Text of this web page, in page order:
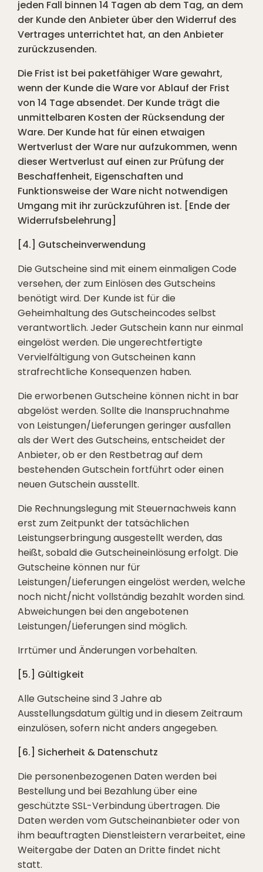
jeden Fall binnen 14 Tagen ab dem Tag, an dem
der Kunde den Anbieter über den Widerruf des
Vertrages unterrichtet hat, an den Anbieter
zurückzusenden.
Die Frist ist bei paketfähiger Ware gewahrt,
wenn der Kunde die Ware vor Ablauf der Frist
von 14 Tage absendet. Der Kunde trägt die
unmittelbaren Kosten der Rücksendung der
Ware. Der Kunde hat für einen etwaigen
Wertverlust der Ware nur aufzukommen, wenn
dieser Wertverlust auf einen zur Prüfung der
Beschaffenheit, Eigenschaften und
Funktionsweise der Ware nicht notwendigen
Umgang mit ihr zurückzuführen ist. [Ende der
Widerrufsbelehrung]
[4.] Gutscheinverwendung
Die Gutscheine sind mit einem einmaligen Code
versehen, der zum Einlösen des Gutscheins
benötigt wird. Der Kunde ist für die
Geheimhaltung des Gutscheincodes selbst
verantwortlich. Jeder Gutschein kann nur einmal
eingelöst werden. Die ungerechtfertigte
Vervielfältigung von Gutscheinen kann
strafrechtliche Konsequenzen haben.
Die erworbenen Gutscheine können nicht in bar
abgelöst werden. Sollte die Inanspruchnahme
von Leistungen/Lieferungen geringer ausfallen
als der Wert des Gutscheins, entscheidet der
Anbieter, ob er den Restbetrag auf dem
bestehenden Gutschein fortführt oder einen
neuen Gutschein ausstellt.
Die Rechnungslegung mit Steuernachweis kann
erst zum Zeitpunkt der tatsächlichen
Leistungserbringung ausgestellt werden, das
heißt, sobald die Gutscheineinlösung erfolgt. Die
Gutscheine können nur für
Leistungen/Lieferungen eingelöst werden, welche
noch nicht/nicht vollständig bezahlt worden sind.
Abweichungen bei den angebotenen
Leistungen/Lieferungen sind möglich.
Irrtümer und Änderungen vorbehalten.
[5.] Gültigkeit
Alle Gutscheine sind 3 Jahre ab
Ausstellungsdatum gültig und in diesem Zeitraum
einzulösen, sofern nicht anders angegeben.
[6.] Sicherheit & Datenschutz
Die personenbezogenen Daten werden bei
Bestellung und bei Bezahlung über eine
geschützte SSL-Verbindung übertragen. Die
Daten werden vom Gutscheinanbieter oder von
ihm beauftragten Dienstleistern verarbeitet, eine
Weitergabe der Daten an Dritte findet nicht
statt.